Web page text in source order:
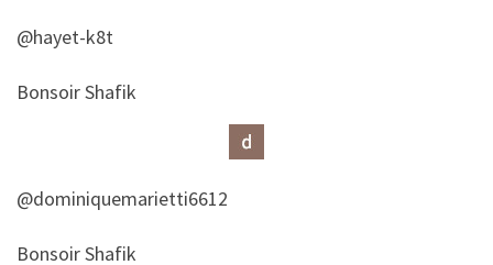
@hayet-k8t
​​Bonsoir Shafik
@dominiquemarietti6612
​​Bonsoir Shafik